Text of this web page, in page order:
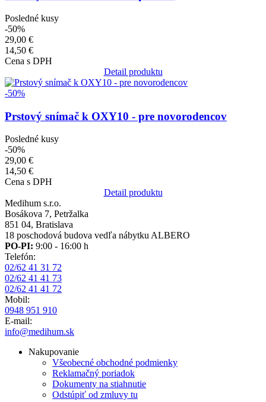
Posledné kusy
-50%
29,00 €
14,50 €
Cena s DPH
Detail produktu
Obrázok
-50%
Prstový snímač k OXY10 - pre novorodencov
Posledné kusy
-50%
29,00 €
14,50 €
Cena s DPH
Detail produktu
Medihum s.r.o.
Bosákova 7, Petržalka
851 04, Bratislava
18 poschodová budova vedľa nábytku ALBERO
PO-PI: 9:00 - 16:00 h
Telefón:
02/62 41 31 72
02/62 41 41 73
02/62 41 41 72
Mobil:
0948 951 910
E-mail:
info@medihum.sk
Nakupovanie
Všeobecné obchodné podmienky
Reklamačný poriadok
Dokumenty na stiahnutie
Odstúpiť od zmluvy tu